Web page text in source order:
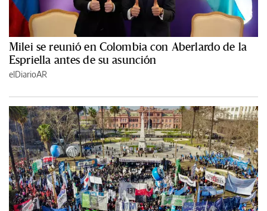
Milei se reunió en Colombia con Aberlardo de la
Espriella antes de su asunción
elDiarioAR